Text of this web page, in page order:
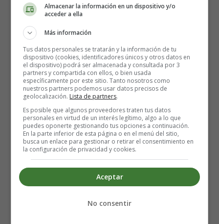
Detalles
Escrito por:Estefanía Morera
Última actualización: 05 Enero 2024
Almacenar la información en un dispositivo y/o
acceder a ella
Más información
Tus datos personales se tratarán y la información de tu
dispositivo (cookies, identificadores únicos y otros datos en
el dispositivo) podrá ser almacenada y consultada por 3
partners y compartida con ellos, o bien usada
específicamente por este sitio. Tanto nosotros como
nuestros partners podemos usar datos precisos de
geolocalización. Lista de partners.
Es posible que algunos proveedores traten tus datos
personales en virtud de un interés legítimo, algo a lo que
puedes oponerte gestionando tus opciones a continuación.
En la parte inferior de esta página o en el menú del sitio,
busca un enlace para gestionar o retirar el consentimiento en
la configuración de privacidad y cookies.
Aceptar
No consentir